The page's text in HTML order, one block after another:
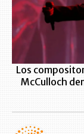
Los
McCulloch